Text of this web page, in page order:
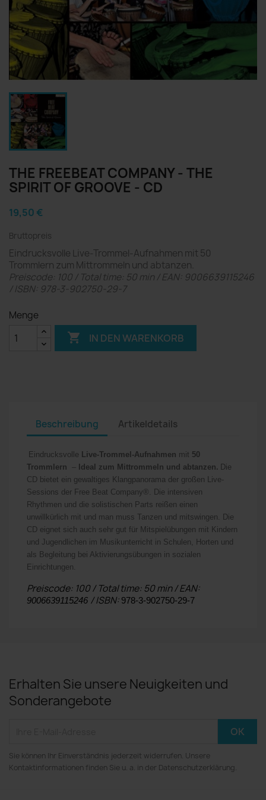
THE FREEBEAT COMPANY - THE
SPIRIT OF GROOVE - CD
19,50 €
Bruttopreis
Eindrucksvolle Live-Trommel-Aufnahmen mit 50
Trommlern zum Mittrommeln und abtanzen.
Preiscode: 100 / Total time: 50 min / EAN: 9006639115246
/ ISBN: 978-3-902750-29-7
Menge
 IN DEN WARENKORB
Beschreibung Artikeldetails
Eindrucksvolle Live-Trommel-Aufnahmen mit 50
Trommlern – Ideal zum Mittrommeln und abtanzen. Die
CD bietet ein gewaltiges Klangpanorama der großen Live-
Sessions der Free Beat Company®. Die intensiven
Rhythmen und die solistischen Parts reißen einen
unwillkürlich mit und man muss Tanzen und mitswingen. Die
CD eignet sich auch sehr gut für Mitspielübungen mit Kindern
und Jugendlichen im Musikunterricht in Schulen, Horten und
als Begleitung bei Akti­vierungs­­­übungen in sozialen
Einrichtungen.
Preiscode: 100 / Total time: 50 min / EAN:
9006639115246 / ISBN: 978-3-902750-29-7
Erhalten Sie unsere Neuigkeiten und
Sonderangebote
Sie können Ihr Einverständnis jederzeit widerrufen. Unsere
Kontaktinformationen finden Sie u. a. in der Datenschutzerklärung.